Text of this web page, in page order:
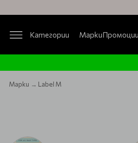
Категории МаркиПромоции
Марки Label M